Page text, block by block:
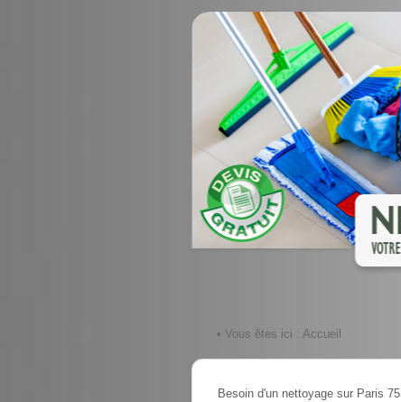
• Vous êtes ici : Accueil
Besoin d'un nettoyage sur Paris 75